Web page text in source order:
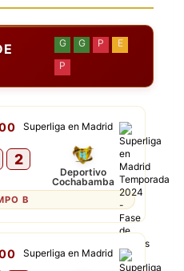
G G P
E
P
Superliga en Madrid
2
Deportivo
Cochabamba
B
Superliga en Madrid